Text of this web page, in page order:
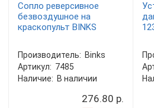
Сопло реверсивное
безвоздушное на
краскопульт BINKS
Производитель: Binks
Артикул: 7485
Наличие: В наличии
276.80 р.